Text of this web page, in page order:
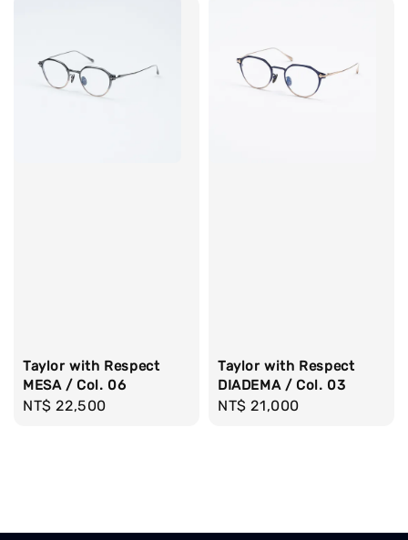
Taylor with Respect
MESA / Col. 06
Regular
NT$ 22,500
Taylor with Respect
DIADEMA / Col. 03
Regular
NT$ 21,000